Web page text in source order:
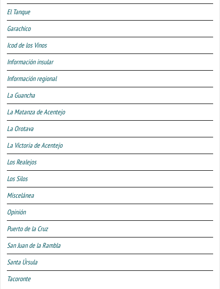
El Tanque
Garachico
Icod de los Vinos
Información insular
Información regional
La Guancha
La Matanza de Acentejo
La Orotava
La Victoria de Acentejo
Los Realejos
Los Silos
Miscelánea
Opinión
Puerto de la Cruz
San Juan de la Rambla
Santa Úrsula
Tacoronte